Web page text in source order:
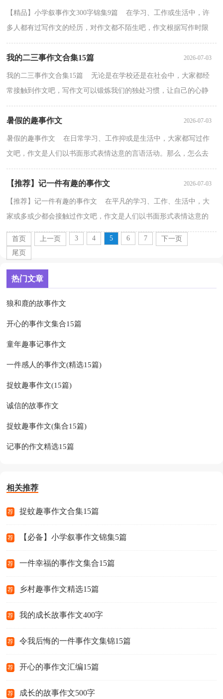
【精品】小学叙事作文300字锦集9篇 在学习、工作或生活中，许
多人都有过写作文的经历，对作文都不陌生吧，作文根据写作时限
的不同可以分为限时作文和非限时作文。你写作文时总...
我的二三事作文合集15篇 2026-07-03
我的二三事作文合集15篇 无论是在学校还是在社会中，大家都经
常接触到作文吧，写作文可以锻炼我们的独处习惯，让自己的心静
下来，思考自己未来的方向。怎么写作文才能避免踩雷呢...
暑假的趣事作文 2026-07-03
暑假的趣事作文 在日常学习、工作抑或是生活中，大家都写过作
文吧，作文是人们以书面形式表情达意的言语活动。那么，怎么去
写作文呢？下面是小编整理的暑假的趣事作文，仅供参考，希...
【推荐】记一件有趣的事作文 2026-07-03
【推荐】记一件有趣的事作文 在平凡的学习、工作、生活中，大
家或多或少都会接触过作文吧，作文是人们以书面形式表情达意的
言语活动。写起作文来就毫无头绪？下面是小编为大家...
首页
上一页 3 4 5 6 7
下一页
尾页
热门文章
狼和鹿的故事作文
开心的事作文集合15篇
童年趣事记事作文
一件感人的事作文(精选15篇)
捉蚊趣事作文(15篇)
诚信的故事作文
捉蚊趣事作文(集合15篇)
记事的作文精选15篇
相关推荐
荐 捉蚊趣事作文合集15篇
荐 【必备】小学叙事作文锦集5篇
荐 一件幸福的事作文集合15篇
荐 乡村趣事作文精选15篇
荐 我的成长故事作文400字
荐 令我后悔的一件事作文集锦15篇
荐 开心的事作文汇编15篇
荐 成长的故事作文500字